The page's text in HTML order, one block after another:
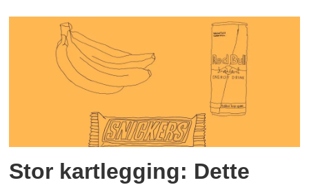
Stor kartlegging: Dette